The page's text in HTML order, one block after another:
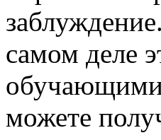
самом деле
обучающими
можете